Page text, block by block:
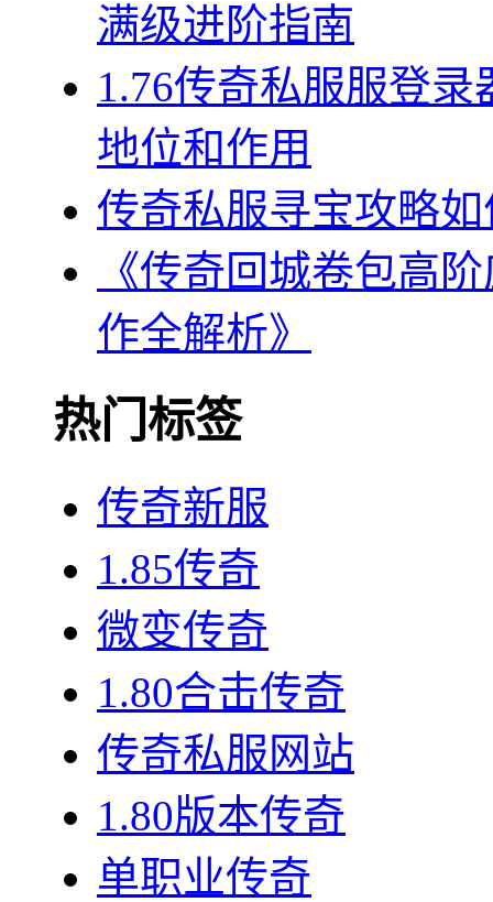
满级进阶指南
1.76传奇私服服登
地位和作用
传奇私服寻宝攻略
《传奇回城卷包高
作全解析》
热门标签
传奇新服
1.85传奇
微变传奇
1.80合击传奇
传奇私服网站
1.80版本传奇
单职业传奇